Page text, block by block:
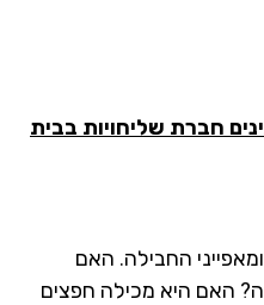
שליחויות בבית
החבילה. האם
היא מכילה חפצים